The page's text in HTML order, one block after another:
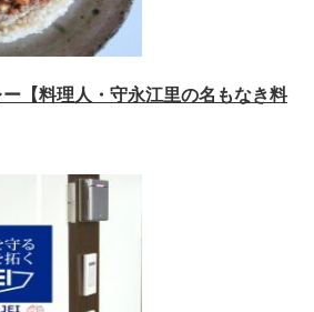
【料理人・守永江里の名もなき料